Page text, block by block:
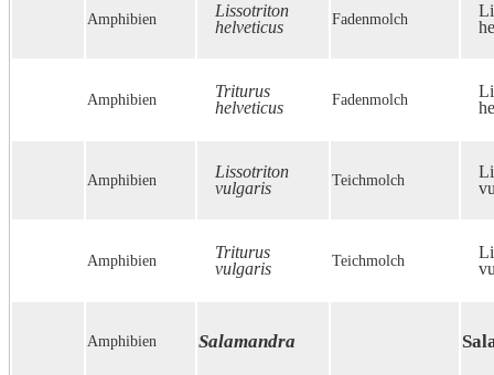
Amphibien
Lissotriton
helveticus
Fadenmolch
Amphibien
Triturus
helveticus
Fadenmolch
Amphibien
Lissotriton
vulgaris
Teichmolch
Amphibien
Triturus
vulgaris
Teichmolch
Amphibien Salamandra